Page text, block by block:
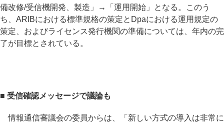
備改修/受信機開発、製造」→「運用開始」となる。このう
ち、ARIBにおける標準規格の策定とDpaにおける運用規定の
策定、およびライセンス発行機関の準備については、年内の完
了が目標とされている。
■ 受信確認メッセージで議論も
情報通信審議会の委員からは、「新しい方式の導入は非常に